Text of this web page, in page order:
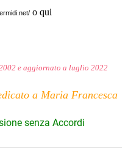
o qui
e aggiornato a luglio 2022
a Maria Francesca
senza Accordi